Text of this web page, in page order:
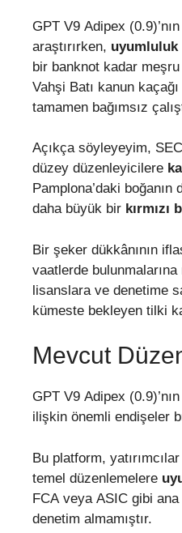
GPT V9 Adipex (0.9)’nın
araştırırken, uyumluluk
bir banknot kadar
Vahşi Batı kanun
tamamen bağımsız
Açıkça söyleyeyim,
düzey düzenleyicilere
Pamplona’daki
daha büyük bir kırmızı
Bir şeker dükkânının
vaatlerde
lisanslara ve denetime
kümeste bekleyen tilki
Mevcut
GPT V9 Adipex (0.9)’nın
ilişkin önemli endişeler
Bu platform,
temel düzenlemelere
FCA veya ASIC gibi
denetim almamıştır.